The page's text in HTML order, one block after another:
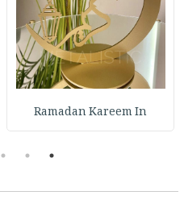
Ramadan Kareem In
1
2
3